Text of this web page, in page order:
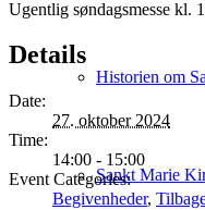
Historien om
Sankt Marie
Ugentlig søndagsmesse kl.
Details
Date:
27. oktober 2024
Time:
14:00 - 15:00
Event Categories:
Begivenheder,